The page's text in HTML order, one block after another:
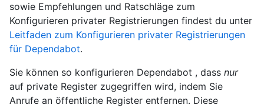
sowie Empfehlungen und Ratschläge zum
Konfigurieren privater Registrierungen findest du unter
Leitfaden zum Konfigurieren privater Registrierungen
für Dependabot.
Sie können so konfigurieren Dependabot , dass nur
auf private Register zugegriffen wird, indem Sie
Anrufe an öffentliche Register entfernen. Diese